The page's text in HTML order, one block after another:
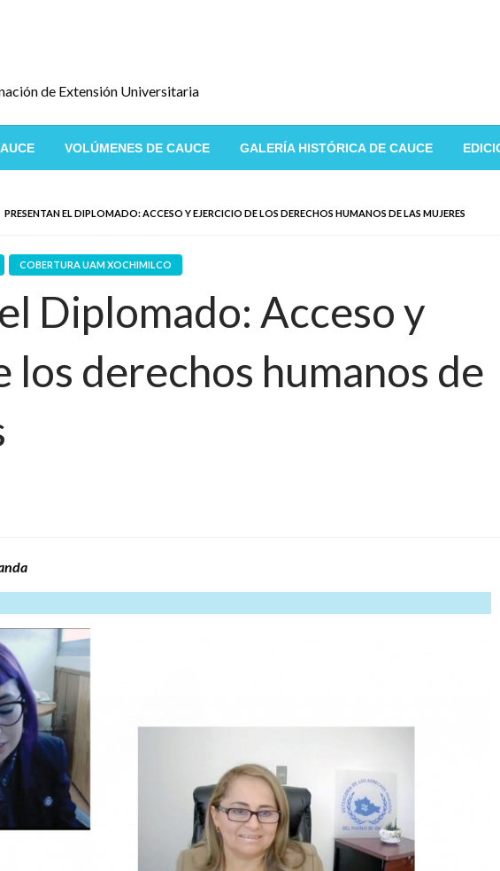
de Extensión Universitaria
VOLÚMENES DE CAUCE GALERÍA HISTÓRICA DE CAUCE
PRESENTAN EL DIPLOMADO: ACCESO Y EJERCICIO DE LOS DERECHOS HUMANOS DE LAS MUJERES
COBERTURA UAM XOCHIMILCO
Diplomado: Acceso y
los derechos humanos de